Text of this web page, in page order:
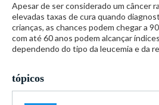
Apesar de ser considerado um câncer
elevadas taxas de cura quando
crianças, as chances podem chegar a
com até 60 anos podem alcançar
dependendo do tipo da leucemia e da
tópicos